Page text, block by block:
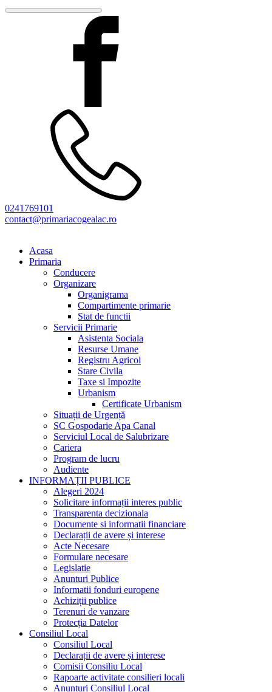
0241769101
contact@primariacogealac.ro
Acasa
Primaria
Conducere
Organizare
Organigrama
Compartimente primarie
Stat de functii
Servicii Primarie
Asistenta Sociala
Resurse Umane
Registru Agricol
Stare Civila
Taxe si Impozite
Urbanism
Certificate Urbanism
Situații de Urgență
SC Gospodarie Apa Canal
Serviciul Local de Salubrizare
Cariera
Program de lucru
Audiente
INFORMAȚII PUBLICE
Alegeri 2024
Solicitare informații interes public
Transparenta decizionala
Documente si informatii financiare
Declarații de avere și interese
Acte Necesare
Formulare necesare
Legislatie
Anunturi Publice
Informatii fonduri europene
Achiziții publice
Terenuri de vanzare
Protecția Datelor
Consiliul Local
Consiliul Local
Declarații de avere și interese
Comisii Consiliu Local
Rapoarte activitate consilieri locali
Anunturi Consiliul Local